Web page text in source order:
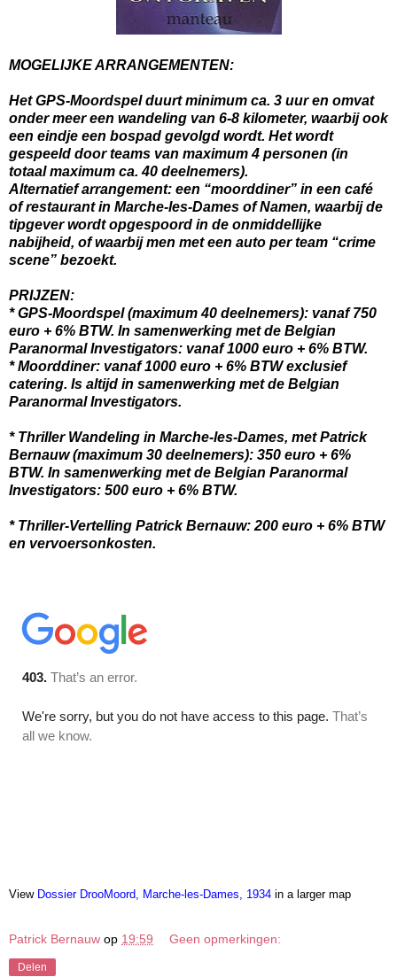
MOGELIJKE ARRANGEMENTEN:
Het GPS-Moordspel duurt minimum ca. 3 uur en omvat
onder meer een wandeling van 6-8 kilometer, waarbij ook
een eindje een bospad gevolgd wordt. Het wordt
gespeeld door teams van maximum 4 personen (in
totaal maximum ca. 40 deelnemers).
Alternatief arrangement: een “moorddiner” in een café
of restaurant in Marche-les-Dames of Namen, waarbij de
tipgever wordt opgespoord in de onmiddellijke
nabijheid, of waarbij men met een auto per team “crime
scene” bezoekt.
PRIJZEN:
* GPS-Moordspel (maximum 40 deelnemers): vanaf 750
euro + 6% BTW. In samenwerking met de Belgian
Paranormal Investigators: vanaf 1000 euro + 6% BTW.
* Moorddiner: vanaf 1000 euro + 6% BTW exclusief
catering. Is altijd in samenwerking met de Belgian
Paranormal Investigators.
* Thriller Wandeling in Marche-les-Dames, met Patrick
Bernauw (maximum 30 deelnemers): 350 euro + 6%
BTW. In samenwerking met de Belgian Paranormal
Investigators: 500 euro + 6% BTW.
* Thriller-Vertelling Patrick Bernauw: 200 euro + 6% BTW
en vervoersonkosten.
View Dossier DrooMoord, Marche-les-Dames, 1934 in a larger map
Patrick Bernauw op 19:59 Geen opmerkingen:
Delen